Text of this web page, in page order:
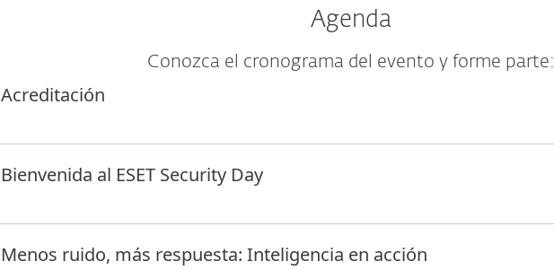
Agenda
Conozca el cronograma del evento y forme parte:
Acreditación
Bienvenida al ESET Security Day
Menos ruido, más respuesta: Inteligencia en acción